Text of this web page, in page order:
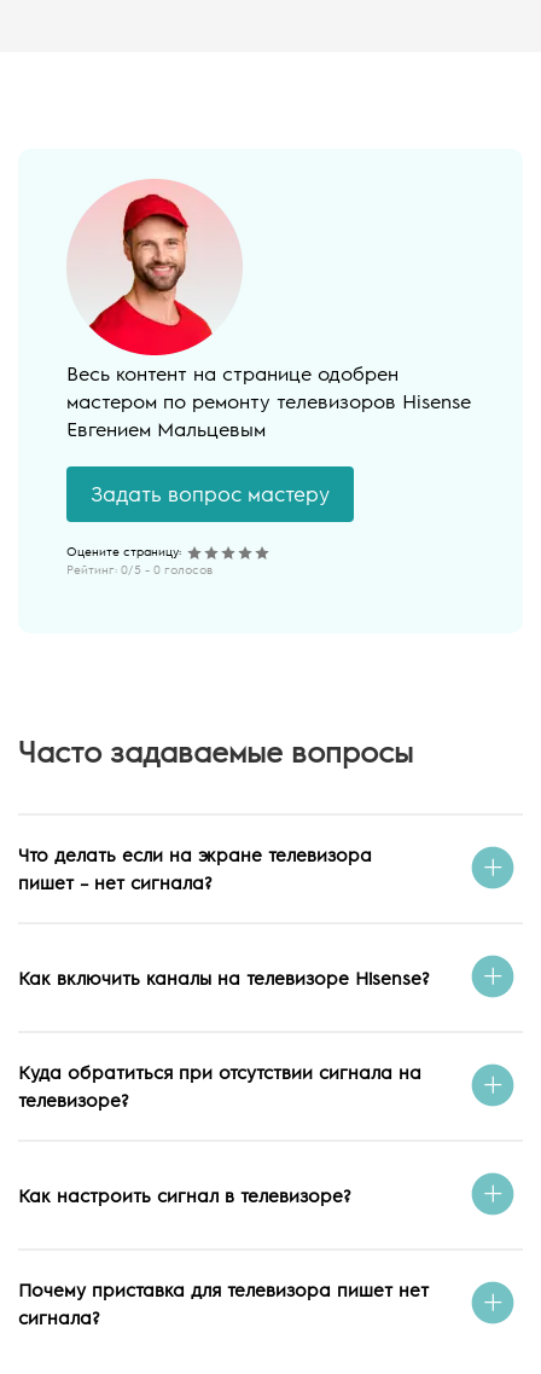
Весь контент на странице одобрен
мастером по ремонту телевизоров Hisense
Евгением Мальцевым
Задать вопрос мастеру
Рейтинг: 0/5 - 0 голосов
Часто задаваемые вопросы
Что делать если на экране телевизора
пишет – нет сигнала?
Как включить каналы на телевизоре Hisense?
Куда обратиться при отсутствии сигнала на
телевизоре?
Как настроить сигнал в телевизоре?
Почему приставка для телевизора пишет нет
сигнала?